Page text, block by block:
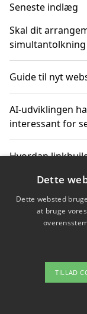
Seneste indlæg
Skal dit
simultantolkning
Guide til nyt
AI-udviklingen
interessant for
Hvordan
Sådan har
ændret sig
Om
Dette
Dette websted
at bruge
TILLAD